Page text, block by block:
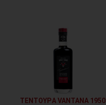
TENTOΥΡA VANTANA 1950